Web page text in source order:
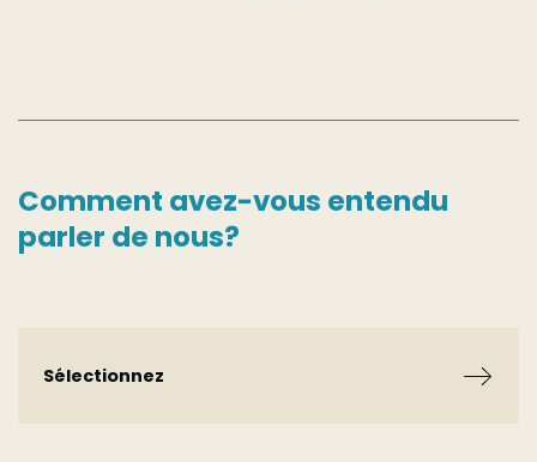
Comment avez-vous entendu
parler de nous?
Sélectionnez